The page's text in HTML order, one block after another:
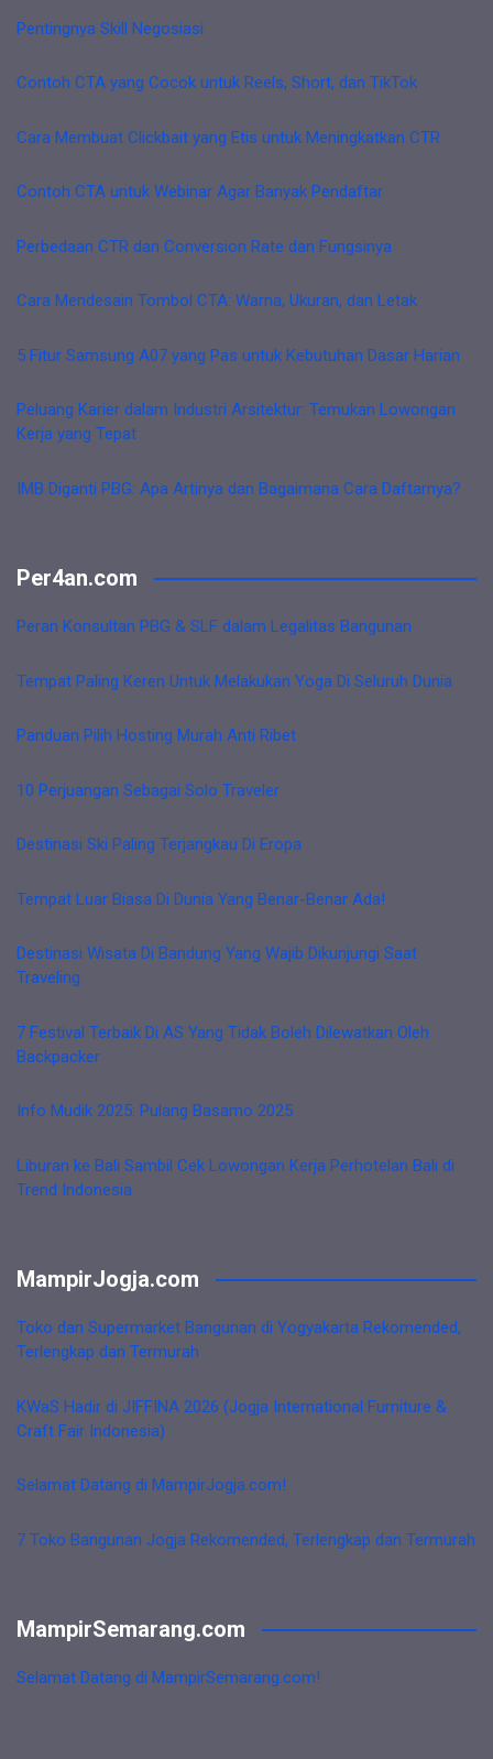
Pentingnya Skill Negosiasi
Contoh CTA yang Cocok untuk Reels, Short, dan TikTok
Cara Membuat Clickbait yang Etis untuk Meningkatkan CTR
Contoh CTA untuk Webinar Agar Banyak Pendaftar
Perbedaan CTR dan Conversion Rate dan Fungsinya
Cara Mendesain Tombol CTA: Warna, Ukuran, dan Letak
5 Fitur Samsung A07 yang Pas untuk Kebutuhan Dasar Harian
Peluang Karier dalam Industri Arsitektur: Temukan Lowongan
Kerja yang Tepat
IMB Diganti PBG: Apa Artinya dan Bagaimana Cara Daftarnya?
Per4an.com
Peran Konsultan PBG & SLF dalam Legalitas Bangunan
Tempat Paling Keren Untuk Melakukan Yoga Di Seluruh Dunia
Panduan Pilih Hosting Murah Anti Ribet
10 Perjuangan Sebagai Solo Traveler
Destinasi Ski Paling Terjangkau Di Eropa
Tempat Luar Biasa Di Dunia Yang Benar-Benar Ada!
Destinasi Wisata Di Bandung Yang Wajib Dikunjungi Saat
Traveling
7 Festival Terbaik Di AS Yang Tidak Boleh Dilewatkan Oleh
Backpacker
Info Mudik 2025: Pulang Basamo 2025
Liburan ke Bali Sambil Cek Lowongan Kerja Perhotelan Bali di
Trend Indonesia
MampirJogja.com
Toko dan Supermarket Bangunan di Yogyakarta Rekomended,
Terlengkap dan Termurah
KWaS Hadir di JIFFINA 2026 (Jogja International Furniture &
Craft Fair Indonesia)
Selamat Datang di MampirJogja.com!
7 Toko Bangunan Jogja Rekomended, Terlengkap dan Termurah
MampirSemarang.com
Selamat Datang di MampirSemarang.com!